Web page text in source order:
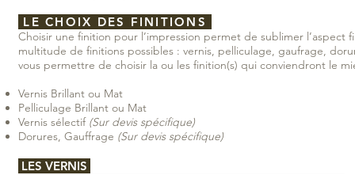
LE CHOIX DES FINITIONS
Choisir une finition pour l’impression permet de sublimer
multitude de finitions possibles : vernis, pelliculage, gaufrage,
vous permettre de choisir la ou les finition(s) qui conviendront le
Vernis Brillant ou Mat
Pelliculage Brillant ou Mat
Vernis sélectif(Sur devis spécifique)
Dorures, Gauffrage (Sur devis spécifique)
LES VERNIS